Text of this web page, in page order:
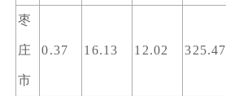
枣
庄
市
0.37 16.13 12.02 325.47